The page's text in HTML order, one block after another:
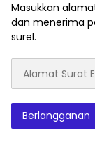
Masukkan
dan menerima
surel.
Surat
Berlangganan